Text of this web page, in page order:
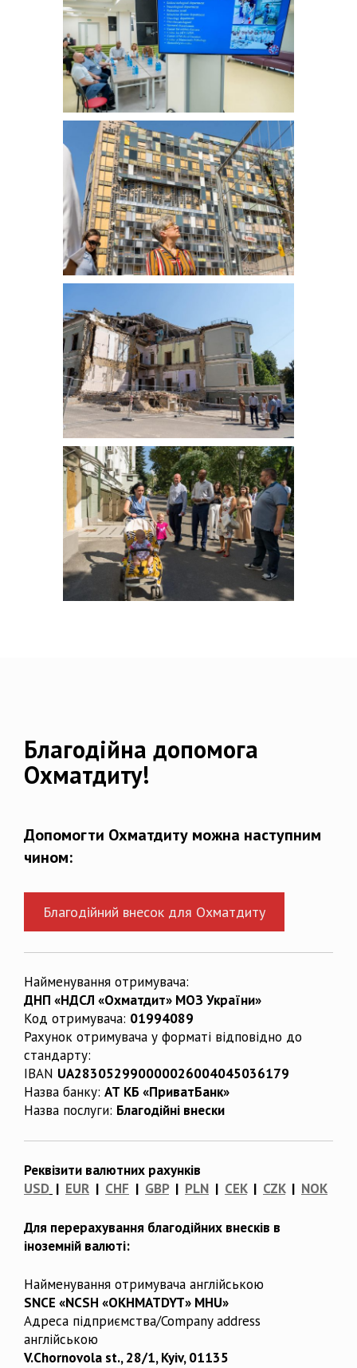
Благодійна допомога
Охматдиту!
Допомогти Охматдиту можна наступним
чином:
Благодійний внесок для Охматдиту
Найменування отримувача:
ДНП «НДСЛ «Охматдит» МОЗ України»
Код отримувача: 01994089
Рахунок отримувача у форматі відповідно до
стандарту:
IBAN UA283052990000026004045036179
Назва банку: АТ КБ «ПриватБанк»
Назва послуги: Благодійні внески
Реквізити валютних рахунків
USD | EUR | CHF | GBP| PLN | CEK| CZK| NOK
Для перерахування благодійних внесків в
іноземній валюті:
Найменування отримувача англійською
SNCE «NCSH «OKHMATDYT» MHU»
Адреса підприємства/Company address
англійською
V.Chornovola st., 28/1, Kyiv, 01135